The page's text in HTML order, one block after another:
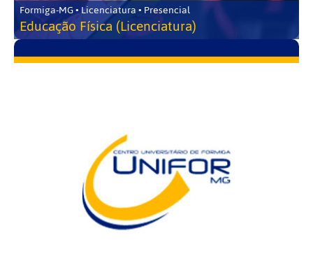
Formiga-MG • Licenciatura • Presencial
Educação Física (Licenciatura)